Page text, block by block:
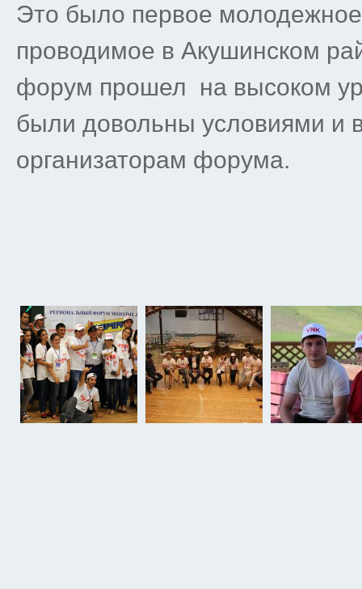
Это было первое
проводимое в Акушинском
форум прошел на высоком
были довольны условиями и
организаторам форума.